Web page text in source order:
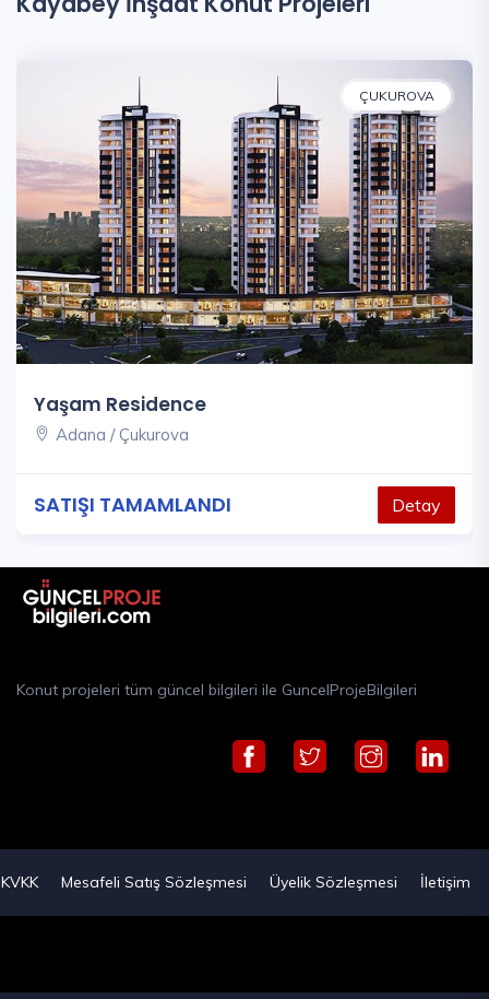
ÇUKUROVA
Yaşam Residence
Adana / Çukurova
SATIŞI TAMAMLANDI Detay
Konut projeleri tüm güncel bilgileri ile GuncelProjeBilgileri
KVKK Mesafeli Satış Sözleşmesi Üyelik Sözleşmesi İletişim